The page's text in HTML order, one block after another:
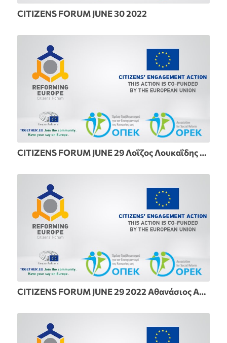
CITIZENS FORUM JUNE 30 2022
CITIZENS FORUM JUNE 29 Λοΐζος Λουκαΐδης και Εύη Γρούτα
CITIZENS FORUM JUNE 29 2022 Αθανάσιος Αθανασίου